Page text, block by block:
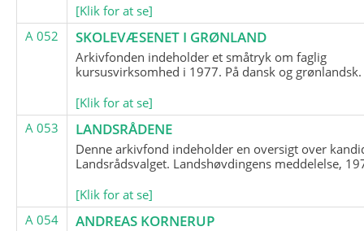
[Klik for at se]
A 052
SKOLEVÆSENET I GRØNLAND
Arkivfonden indeholder et småtryk om faglig
kursusvirksomhed i 1977. På dansk og grønlandsk.
[Klik for at se]
A 053
LANDSRÅDENE
Denne arkivfond indeholder en oversigt over
Landsrådsvalget. Landshøvdingens meddelelse,
[Klik for at se]
A 054
ANDREAS KORNERUP